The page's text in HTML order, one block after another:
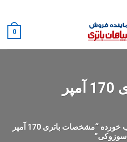
0
مشخصات باتری 170 آمپر
محصولات برچسب خورده “مشخصات باتری 170 آمپر
سوزوکی”